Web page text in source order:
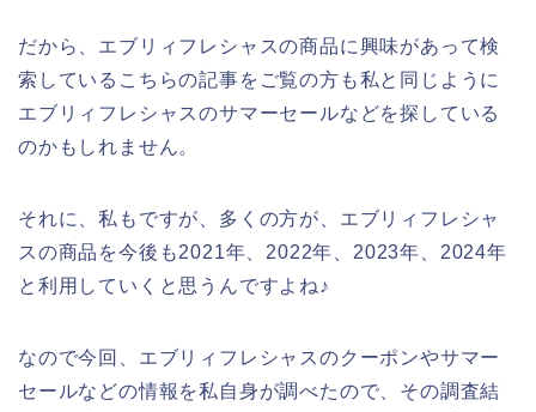
だから、エブリィフレシャスの商品に興味があって検
索しているこちらの記事をご覧の方も私と同じように
エブリィフレシャスのサマーセールなどを探している
のかもしれません。
それに、私もですが、多くの方が、エブリィフレシャ
スの商品を今後も2021年、2022年、2023年、2024年
と利用していくと思うんですよね♪
なので今回、エブリィフレシャスのクーポンやサマー
セールなどの情報を私自身が調べたので、その調査結